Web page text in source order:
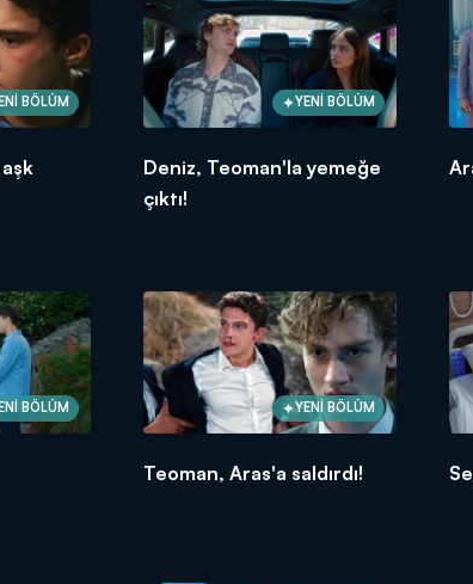
BÖLÜM YENİ BÖLÜM
Deniz, Teoman'la yemeğe
çıktı!
BÖLÜM YENİ BÖLÜM
Teoman, Aras'a saldırdı!